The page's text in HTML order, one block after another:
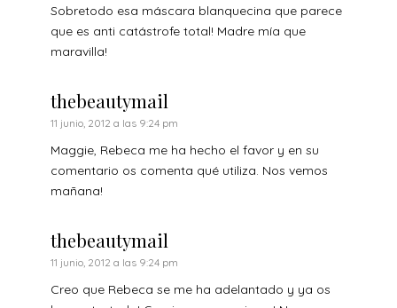
Sobretodo esa máscara blanquecina que parece
que es anti catástrofe total! Madre mía que
maravilla!
thebeautymail
11 junio, 2012 a las 9:24 pm
Maggie, Rebeca me ha hecho el favor y en su
comentario os comenta qué utiliza. Nos vemos
mañana!
thebeautymail
11 junio, 2012 a las 9:24 pm
Creo que Rebeca se me ha adelantado y ya os